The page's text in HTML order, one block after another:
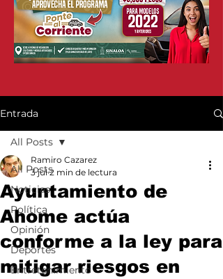
Entrada
All Posts
Noticias
Política
Opinión
Deportes
Entretenimiento
All Posts
Ayuntamiento de
Ahome actúa
conforme a la ley para
mitigar riesgos en
Ramiro Cazarez
3 jul 2 min de lectura